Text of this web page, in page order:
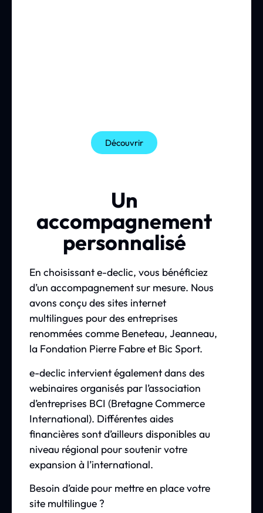
Découvrir
Un
accompagnement
personnalisé
En choisissant e-declic, vous bénéficiez
d’un accompagnement sur mesure. Nous
avons conçu des sites internet
multilingues pour des entreprises
renommées comme Beneteau, Jeanneau,
la Fondation Pierre Fabre et Bic Sport.
e-declic intervient également dans des
webinaires organisés par l’association
d’entreprises BCI (Bretagne Commerce
International). Différentes aides
financières sont d’ailleurs disponibles au
niveau régional pour soutenir votre
expansion à l’international.
Besoin d’aide pour mettre en place votre
site multilingue ?